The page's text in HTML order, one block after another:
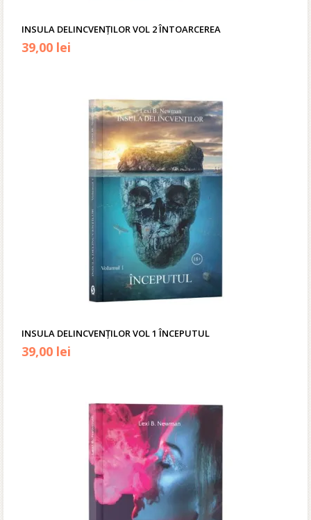
INSULA DELINCVENȚILOR VOL 2 ÎNTOARCEREA
39,00 lei
INSULA DELINCVENȚILOR VOL 1 ÎNCEPUTUL
39,00 lei